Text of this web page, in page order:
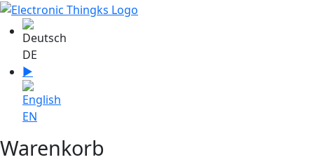
Sprache auswählen
DE
▶
EN
Warenkorb